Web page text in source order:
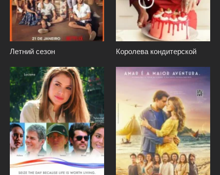
Летний сезон Королева кондитерской